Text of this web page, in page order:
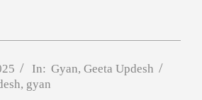
In: Gyan, Geeta Updesh
, gyan